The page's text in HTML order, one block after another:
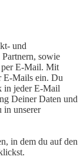
und
sowie
per E-Mail. Mit
E-Mails ein. Du
in jeder E-Mail
Deiner Daten und
in unserer
in dem du auf den